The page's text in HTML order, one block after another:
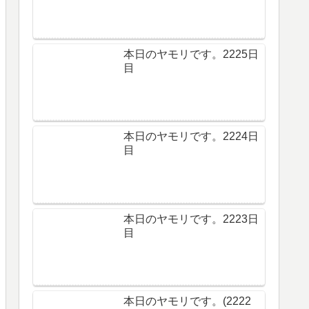
本日のヤモリです。2225日
目
本日のヤモリです。2224日
目
本日のヤモリです。2223日
目
本日のヤモリです。(2222